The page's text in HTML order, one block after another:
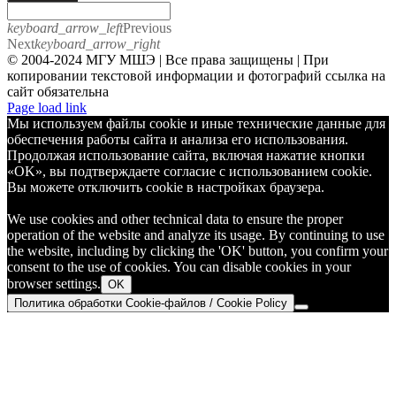
keyboard_arrow_leftPrevious
Nextkeyboard_arrow_right
© 2004-2024 МГУ МШЭ | Все права защищены | При
копировании текстовой информации и фотографий ссылка на
сайт обязательна
Telegram
Page load link
Мы используем файлы cookie и иные технические данные для
обеспечения работы сайта и анализа его использования.
Продолжая использование сайта, включая нажатие кнопки
«OK», вы подтверждаете согласие с использованием cookie.
Вы можете отключить cookie в настройках браузера.
We use cookies and other technical data to ensure the proper
operation of the website and analyze its usage. By continuing to use
the website, including by clicking the 'OK' button, you confirm your
consent to the use of cookies. You can disable cookies in your
browser settings. OK
Политика обработки Cookie-файлов / Cookie Policy